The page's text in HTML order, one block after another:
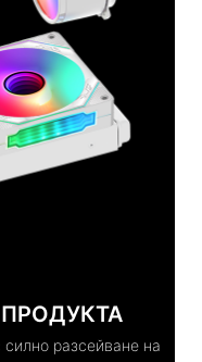
разсейване на